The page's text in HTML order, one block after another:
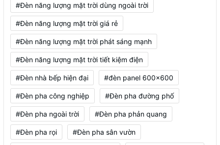
#Đèn năng lượng mặt trời dùng ngoài trời
#Đèn năng lượng mặt trời giá rẻ
#Đèn năng lượng mặt trời phát sáng mạnh
#Đèn năng lượng mặt trời tiết kiệm điện
#Đèn nhà bếp hiện đại #đèn panel 600x600
#Đèn pha công nghiệp #Đèn pha đường phố
#Đèn pha ngoài trời #Đèn pha phản quang
#Đèn pha rọi #Đèn pha sân vườn